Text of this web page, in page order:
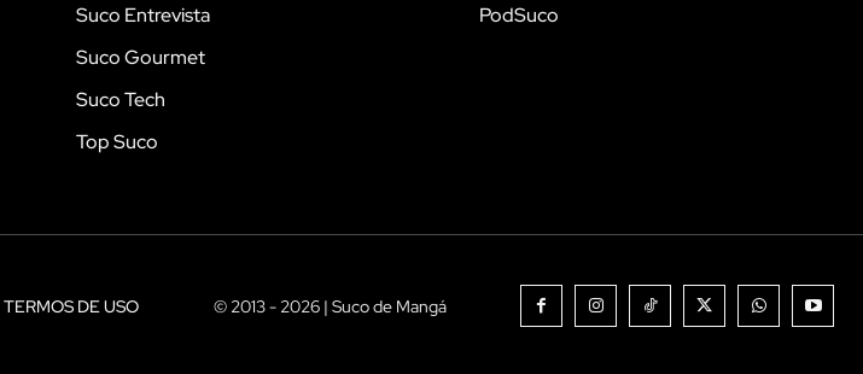
Suco Entrevista
Suco Gourmet
Suco Tech
Top Suco
PodSuco
TERMOS DE USO © 2013 - 2026 | Suco de Mangá